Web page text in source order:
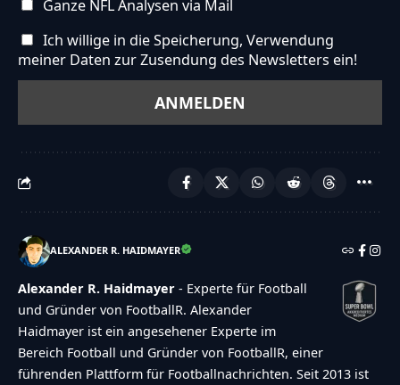
in with Facebook","google":"Sign in with
Google"},"voting":{"poll-ended":"Die Zeit zum
abgelaufen","poll-not-started":"Diese Umfrage
akzeptiert noch keine Stimmen","already-voted-
on-poll":"TOUCHDOWN!!! Vielen Dank f\u00fcr
deine Teilnahme!","invalid-poll":"Fehler","no-
answers-selected":"Keine Antwort
ausgew\u00e4hlt","min-answers-
required":"Achtung du musst mindestens
{min_answers_allowed} Auswahl(en)
treffen.","max-answers-required":"Du kannst
Ganze NFL Analysen via Mail
Ich willige in die Speicherung, Verwendung
meiner Daten zur Zusendung des Newsletters ein!
ALEXANDER R. HAIDMAYER
Alexander R. Haidmayer - Experte für Football
und Gründer von FootballR. Alexander
Haidmayer ist ein angesehener Experte im
Bereich Football und Gründer von FootballR, einer
führenden Plattform für Footballnachrichten. Seit 2013 ist